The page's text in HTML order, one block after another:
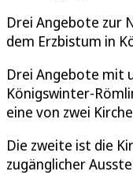
Drei Angebote zur
dem Erzbistum in
Drei Angebote mit
Königswinter-
eine von zwei
Die zweite ist die
zugänglicher